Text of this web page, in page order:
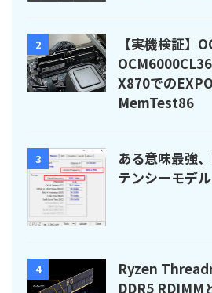
2
【実機検証】
X870での
MemTest86
3
ある意味最強
テンシーモデ
4
Ryzen
DDR5 RDIMM